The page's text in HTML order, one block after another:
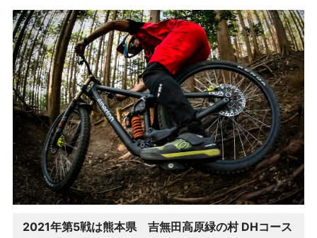
2021年第5戦は熊本県 吉無田高原緑の村 DHコース